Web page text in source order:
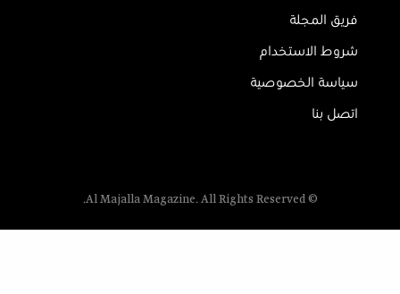
فريق المجلة
شروط الاستخدام
سياسة الخصوصية
اتصل بنا
© Al Majalla Magazine. All Rights Reserved.